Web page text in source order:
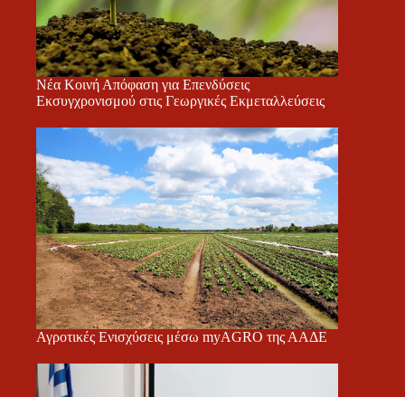
Νέα Κοινή Απόφαση για Επενδύσεις
Εκσυγχρονισμού στις Γεωργικές Εκμεταλλεύσεις
Αγροτικές Ενισχύσεις μέσω myAGRO της ΑΑΔΕ